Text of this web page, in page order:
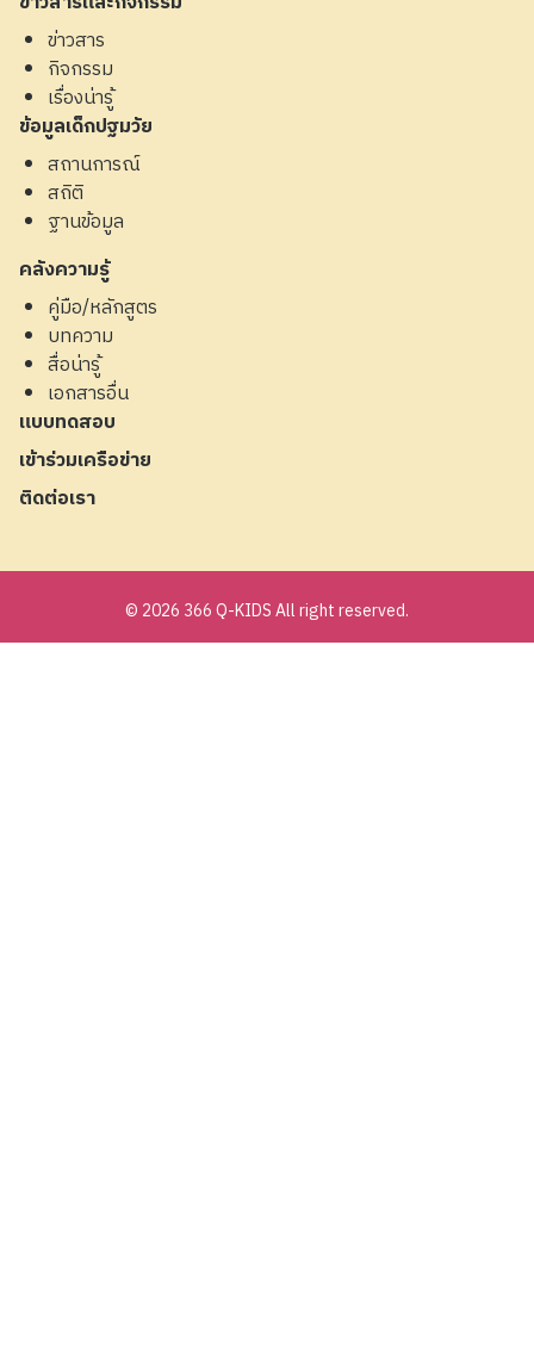
ข่าวสาร
กิจกรรม
เรื่องน่ารู้
ข้อมูลเด็กปฐมวัย
สถานการณ์
สถิติ
ฐานข้อมูล
คลังความรู้
คู่มือ/หลักสูตร
บทความ
สื่อน่ารู้
เอกสารอื่น
แบบทดสอบ
เข้าร่วมเครือข่าย
ติดต่อเรา
© 2026 366 Q-KIDS All right reserved.